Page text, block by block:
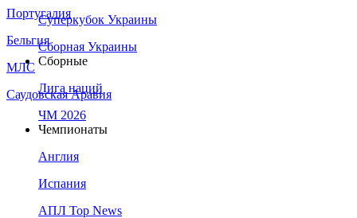
Португалия
Бельгия
МЛС
Саудовская Аравия
Суперкубок Украины
Сборная Украины
Сборные
Лига наций
ЧМ 2026
Чемпионаты
Англия
Испания
АПЛ Top News